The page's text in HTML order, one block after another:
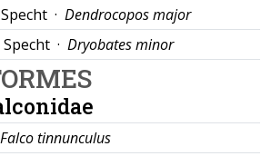
· Dendrocopos major
· Dryobates minor
Falco tinnunculus